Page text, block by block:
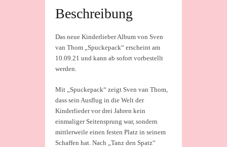
Beschreibung
Das neue Kinderlieber Album von Sven
van Thom „Spuckepack“ erscheint am
10.09.21 und kann ab sofort vorbestellt
werden.
Mit „Spuckepack“ zeigt Sven van Thom,
dass sein Ausflug in die Welt der
Kinderlieder vor drei Jahren kein
einmaliger Seitensprung war, sondern
mittlerweile einen festen Platz in seinem
Schaffen hat. Nach „Tanz den Spatz“